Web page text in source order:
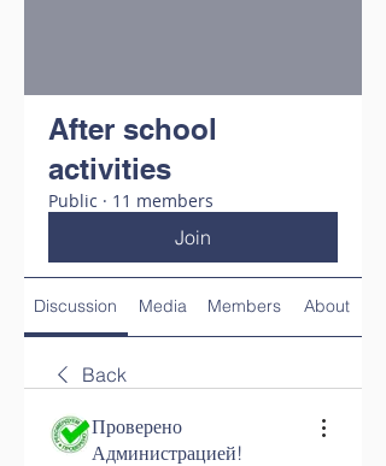
After school
activities
Public · 11 members
Join
Discussion Media Members About
Back
Проверено
Администрацией!